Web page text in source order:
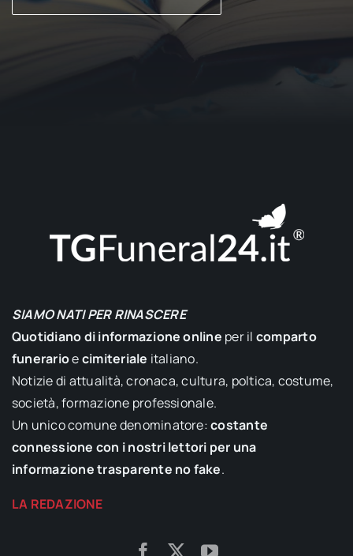
SIAMO NATI PER RINASCERE
Quotidiano di informazione online per il comparto
funerarioecimiteriale italiano.
Notizie di attualità, cronaca, cultura, poltica, costume,
società, formazione professionale.
Un unico comune denominatore:costante
connessione con i nostri lettori per una
informazione trasparente no fake.
LA REDAZIONE